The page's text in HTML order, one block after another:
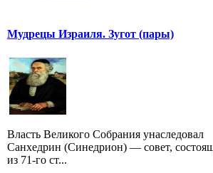
Мудрецы Израиля. Зугот (пары)
Власть Великого Собрания унаследовал
Санхедрин (Синедрион) — совет,
из 71-го ст...